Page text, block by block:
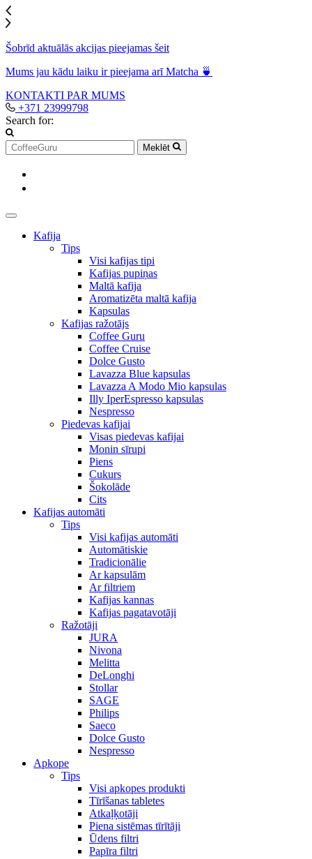
Šobrīd aktuālās akcijas pieejamas šeit
Mums jau kādu laiku ir pieejama arī Matcha 🍵
KONTAKTI PAR MUMS
+371 23999798
Search for:
Meklēt
Kafija
Tips
Visi kafijas tipi
Kafijas pupiņas
Maltā kafija
Aromatizēta maltā kafija
Kapsulas
Kafijas ražotājs
Coffee Guru
Coffee Cruise
Dolce Gusto
Lavazza Blue kapsulas
Lavazza A Modo Mio kapsulas
Illy IperEspresso kapsulas
Nespresso
Piedevas kafijai
Visas piedevas kafijai
Monin sīrupi
Piens
Cukurs
Šokolāde
Cits
Kafijas automāti
Tips
Visi kafijas automāti
Automātiskie
Tradicionālie
Ar kapsulām
Ar filtriem
Kafijas kannas
Kafijas pagatavotāji
Ražotāji
JURA
Nivona
Melitta
DeLonghi
Stollar
SAGE
Philips
Saeco
Dolce Gusto
Nespresso
Apkope
Tips
Visi apkopes produkti
Tīrīšanas tabletes
Atkaļķotāji
Piena sistēmas tīrītāji
Ūdens filtri
Papīra filtri